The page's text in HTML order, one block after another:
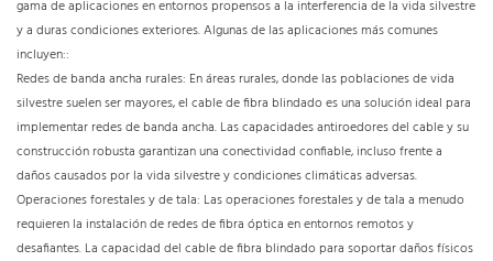
gama de aplicaciones en entornos propensos a la interferencia de la vida silvestre
y a duras condiciones exteriores. Algunas de las aplicaciones más comunes
incluyen::
Redes de banda ancha rurales: En áreas rurales, donde las poblaciones de vida
silvestre suelen ser mayores, el cable de fibra blindado es una solución ideal para
implementar redes de banda ancha. Las capacidades antiroedores del cable y su
construcción robusta garantizan una conectividad confiable, incluso frente a
daños causados ​​por la vida silvestre y condiciones climáticas adversas.
Operaciones forestales y de tala: Las operaciones forestales y de tala a menudo
requieren la instalación de redes de fibra óptica en entornos remotos y
desafiantes. La capacidad del cable de fibra blindado para soportar daños físicos